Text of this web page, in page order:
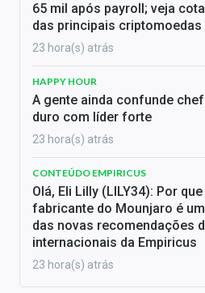
65 mil após payroll; veja
das principais
23 hora(s) atrás
HAPPY HOUR
A gente ainda confunde
duro com líder forte
23 hora(s) atrás
CONTEÚDO EMPIRICUS
Olá, Eli Lilly (LILY34): Por que
fabricante do Mounjaro é
das novas recomendações
internacionais da Empiricus
23 hora(s) atrás